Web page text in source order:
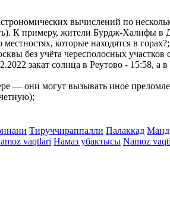
вычислений по
К примеру, жители Бурдж-Халифы в
которые находятся в горах?;
без учёта чересполосных
закат солнца в Реутово - 15:58,
они могут вызывать иное
Тируччираппалли Палаккад
vaqtlari Намаз убактысы Namoz vaqti